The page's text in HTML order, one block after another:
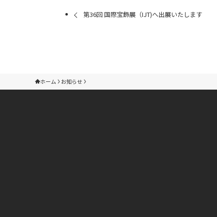
第36回 国際宝飾展（IJT)へ出展いたします
ホーム お知らせ